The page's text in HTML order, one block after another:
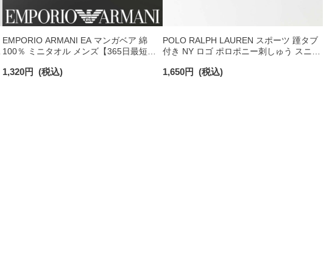
EMPORIO ARMANI EA マンガベア 綿
100％ ミニタオル メンズ【365日最短翌
1,320円 (税込)
POLO RALPH LAUREN スポーツ 踵タブ
付き NY ロゴ ポロポニー刺しゅう スニー
ソックス 02022328
1,650円 (税込)